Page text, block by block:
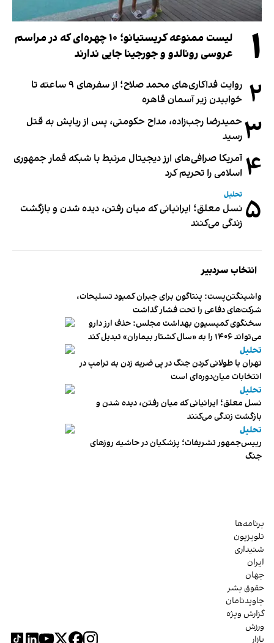
۱
لیست ممنوعه کریستیانو؛ ۱۰ چهره‌ای که در مراسم
عروسی رونالدو و جورجینا جایی ندارند
۲
روایت فداکاری‌های محمد صلاح؛ از سفرهای ۹ ساعته تا
خوابیدن زیر آسمان قاهره
۳ حمیدرضا رجب‌زاده، مداح حکومتی، پس از ربایش به قتل
رسید
۴ آمریکا صرافی‌های ارز دیجیتال مرتبط با شبکه قمار جمهوری
اسلامی را تحریم کرد
۵ تحلیل
نسل معلق؛ ایرانیانی که میان رفتن، دیده شدن و بازگشت
زندگی می‌کنند
انتخاب سردبیر
واشینگتن‌پست: پنتاگون برای جبران کمبود تسلیحات،
شرکت‌های دفاعی را تحت فشار گذاشت
سخنگوی کمیسیون بهداشت مجلس: حذف ارز دارو
می‌تواند ۱۴۰۶ را به «سال کشتار بیماران» تبدیل کند
تحلیل
تهران با طولانی کردن جنگ در پی ضربه زدن به ترامپ در
انتخابات میان‌دوره‌ای است
تحلیل
نسل معلق؛ ایرانیانی که میان رفتن، دیده شدن و
بازگشت زندگی می‌کنند
تحلیل
رییس‌جمهور تشریفات؛ پزشکیان در حاشیه روزهای
جنگ
برنامه‌ها
تلویزیون
شنیداری
ایران
جهان
حقوق بشر
جاویدنامان
گزارش ویژه
ورزش
بازار